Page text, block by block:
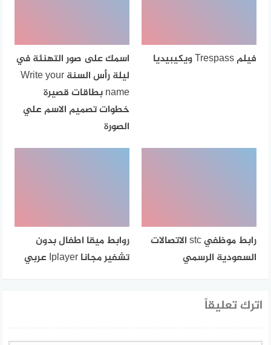
فيلم Trespass ويكيبيديا
اسمك على صور التهنئة في
ليلة رأس السنة Write your
name بطاقات قصيرة
خطوات تصميم الاسم علي
الصورة
رابط موظفي stc الاتصالات
السعودية الرسمي
روابط ميقا اطفال بدون
تشفير مجانا Iplayer عربي
اترك تعليقاً